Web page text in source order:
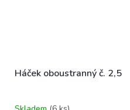
Háček oboustranný č. 2,5